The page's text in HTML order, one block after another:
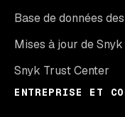
Base de données
Mises à jour de Snyk
Snyk Trust Center
ENTREPRISE ET